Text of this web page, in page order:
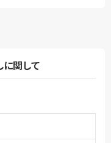
関して